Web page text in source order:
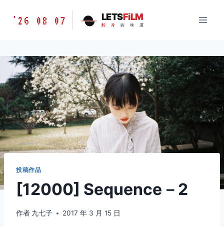
胶
味
道
LETSFILM
'26 08 07 LETSFiLM
胶 片 的 味 道
投稿作品
[12000] Sequence－2
作者 九七子 2017 年 3 月 15 日